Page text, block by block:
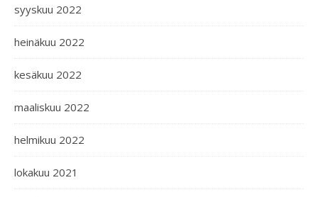
syyskuu 2022
heinäkuu 2022
kesäkuu 2022
maaliskuu 2022
helmikuu 2022
lokakuu 2021